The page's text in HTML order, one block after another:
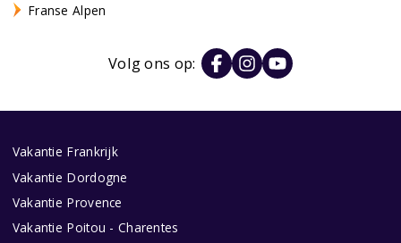
Franse Alpen
Volg ons op:
Vakantie Frankrijk
Vakantie Dordogne
Vakantie Provence
Vakantie Poitou - Charentes